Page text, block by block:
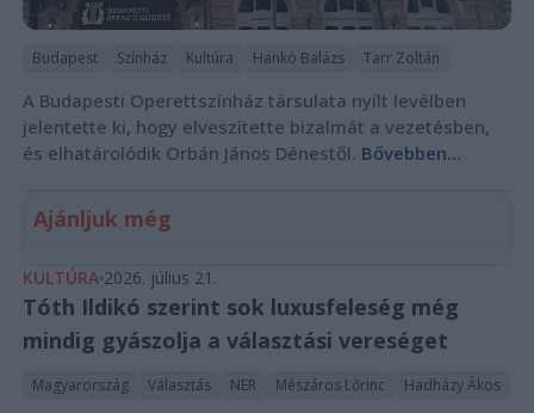
Budapest Színház Kultúra Hankó Balázs Tarr Zoltán
A Budapesti Operettszínház társulata nyílt levélben
jelentette ki, hogy elveszítette bizalmát a vezetésben,
és elhatárolódik Orbán János Dénestől. Bővebben...
Ajánljuk még
KULTÚRA 2026. július 21.
Tóth Ildikó szerint sok luxusfeleség még
mindig gyászolja a választási vereséget
Magyarország Választás NER Mészáros Lőrinc Hadházy Ákos